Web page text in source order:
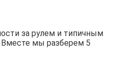
за рулем и типичным
мы разберем 5